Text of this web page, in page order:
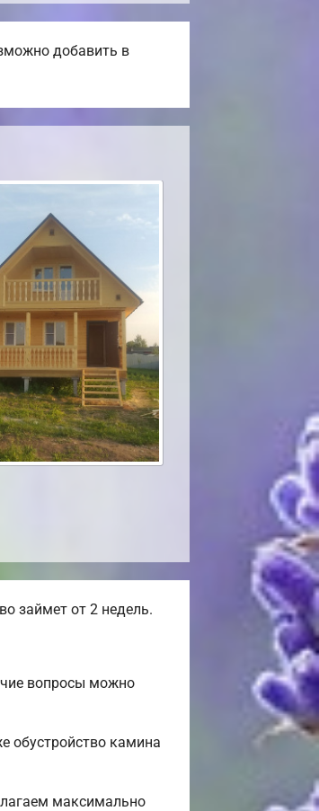
добавить в
займет от 2 недель.
вопросы можно
обустройство камина
максимально